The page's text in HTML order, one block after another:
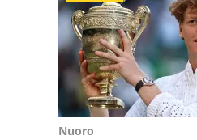
Nuoro